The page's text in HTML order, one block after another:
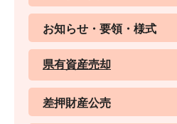
お知らせ・要領・様式
県有資産売却
差押財産公売